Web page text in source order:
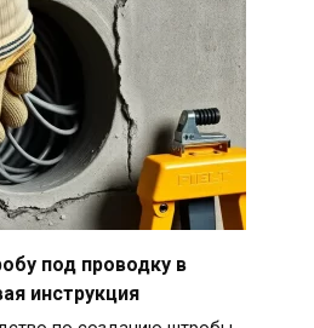
под проводку в
инструкция